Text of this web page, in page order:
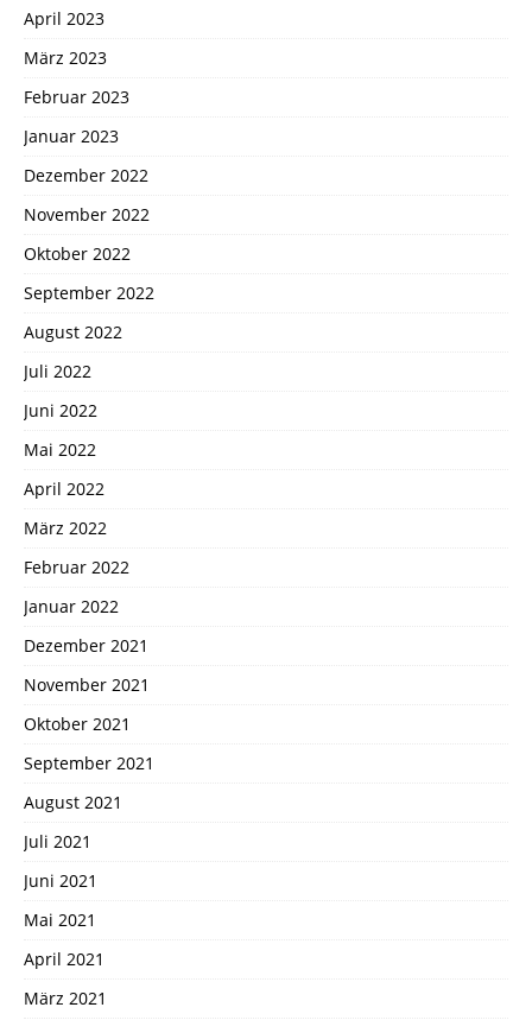
April 2023
März 2023
Februar 2023
Januar 2023
Dezember 2022
November 2022
Oktober 2022
September 2022
August 2022
Juli 2022
Juni 2022
Mai 2022
April 2022
März 2022
Februar 2022
Januar 2022
Dezember 2021
November 2021
Oktober 2021
September 2021
August 2021
Juli 2021
Juni 2021
Mai 2021
April 2021
März 2021